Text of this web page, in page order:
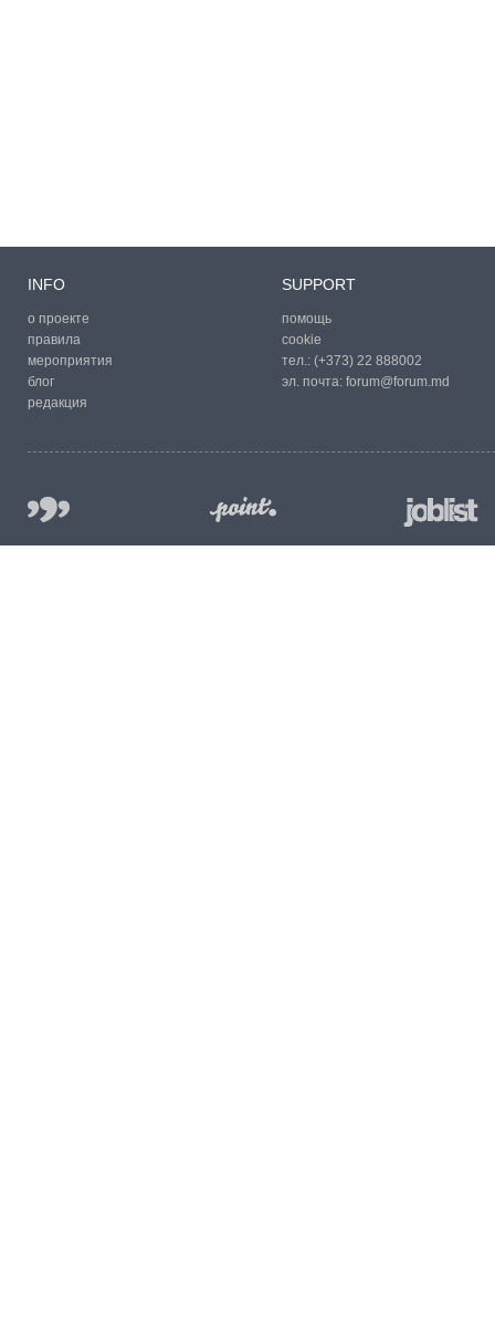
INFO
о проекте
правила
мероприятия
блог
редакция
SUPPORT
помощь
cookie
тел.: (+373) 22 888002
эл. почта: forum@forum.md